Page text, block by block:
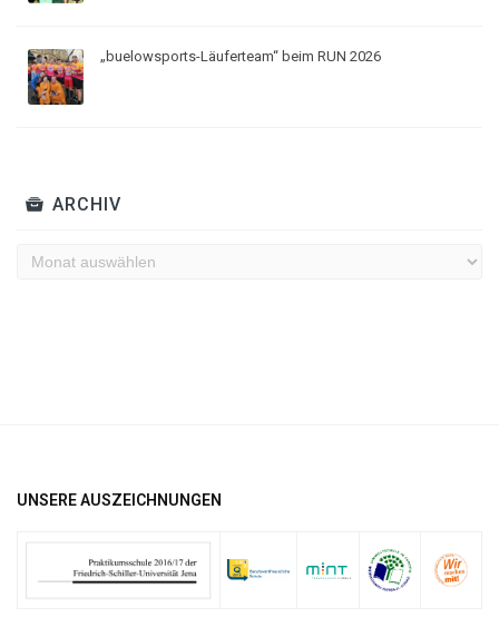
„buelowsports-Läuferteam“ beim RUN 2026
ARCHIV
Archiv
UNSERE AUSZEICHNUNGEN